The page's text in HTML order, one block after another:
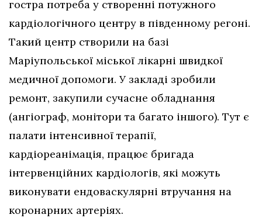
гостра потреба у створенні потужного
кардіологічного центру в південному регоні.
Такий центр створили на базі
Маріупольської міської лікарні швидкої
медичної допомоги. У закладі зробили
ремонт, закупили сучасне обладнання
(ангіограф, монітори та багато іншого). Тут є
палати інтенсивної терапії,
кардіореанімація, працює бригада
інтервенційних кардіологів, які можуть
виконувати ендоваскулярні втручання на
коронарних артеріях.